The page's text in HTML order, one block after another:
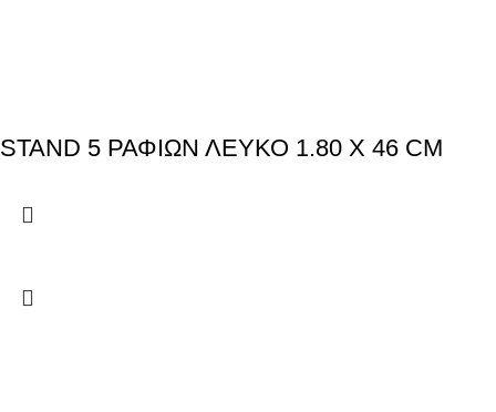
STAND 5 ΡΑΦΙΩΝ ΛΕΥΚΟ 1.80 Χ 46 CM